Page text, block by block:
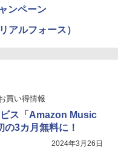
ンペーン
ルフォース）
買い得情報
ス「Amazon Music
3カ月無料に！
2024年3月26日